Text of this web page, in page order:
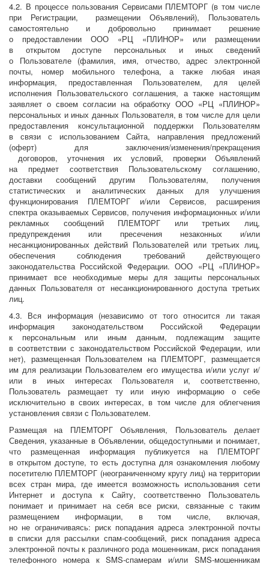
4.2. В процессе пользования Сервисами ПЛЕМТОРГ (в том числе
при Регистрации, размещении Объявлений), Пользователь
самостоятельно и добровольно принимает решение
о предоставлении ООО «РЦ «ПЛИНОР» или размещении
в открытом доступе персональных и иных сведений
о Пользователе (фамилия, имя, отчество, адрес электронной
почты, номер мобильного телефона, а также любая иная
информация, предоставленная Пользователем, для целей
исполнения Пользовательского соглашения, а также настоящим
заявляет о своем согласии на обработку ООО «РЦ «ПЛИНОР»
персональных и иных данных Пользователя, в том числе для цели
предоставления консультационной поддержки Пользователям
в связи с использованием Сайта, направления предложений
(оферт) для заключения/изменения/прекращения
договоров, уточнения их условий, проверки Объявлений
на предмет соответствия Пользовательскому соглашению,
доставки сообщений другим Пользователям, получения
статистических и аналитических данных для улучшения
функционирования ПЛЕМТОРГ и/или Сервисов, расширения
спектра оказываемых Сервисов, получения информационных и/или
рекламных сообщений ПЛЕМТОРГ или третьих лиц,
предупреждения или пресечения незаконных и/или
несанкционированных действий Пользователей или третьих лиц,
обеспечения соблюдения требований действующего
законодательства Российской Федерации. ООО «РЦ «ПЛИНОР»
принимает все необходимые меры для защиты персональных
данных Пользователя от несанкционированного доступа третьих
лиц.
4.3. Вся информация (независимо от того относится ли такая
информация законодательством Российской Федерации
к персональным или иным данным, подлежащим защите
в соответствии с законодательством Российской Федерации, или
нет), размещенная Пользователем на ПЛЕМТОРГ, размещается
им для реализации Пользователем его имущества и/или услуг и/
или в иных интересах Пользователя и, соответственно,
Пользователь размещает ту или иную информацию о себе
исключительно в своих интересах, в том числе для облегчения
установления связи с Пользователем.
Размещая на ПЛЕМТОРГ Объявления, Пользователь делает
Сведения, указанные в Объявлении, общедоступными и понимает,
что размещенная информация публикуется на ПЛЕМТОРГ
в открытом доступе, то есть доступна для ознакомления любому
посетителю ПЛЕМТОРГ (неограниченному кругу лиц) на территории
всех стран мира, где имеется возможность использования сети
Интернет и доступа к Сайту, соответственно Пользователь
понимает и принимает на себя все риски, связанные с таким
размещением информации, в том числе, включая,
но не ограничиваясь: риск попадания адреса электронной почты
в списки для рассылки спам-сообщений, риск попадания адреса
электронной почты к различного рода мошенникам, риск попадания
телефонного номера к SMS-спамерам и/или SMS-мошенникам